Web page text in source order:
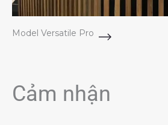
Model Versatile Pro
Cảm nhận